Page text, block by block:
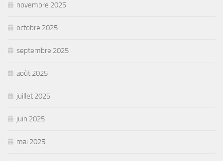
novembre 2025
octobre 2025
septembre 2025
août 2025
juillet 2025
juin 2025
mai 2025